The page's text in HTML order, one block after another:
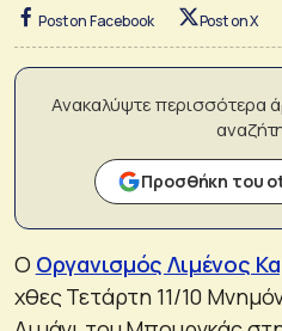
Post on Facebook Post on X
Ανακαλύψτε περισσότερα
Προσθήκη του
Ο Οργανισμός Λιμένος
χθες Τετάρτη 11/10